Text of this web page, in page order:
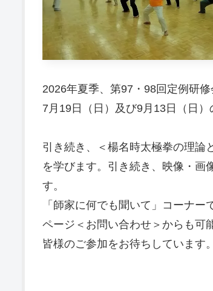
2026年夏季、第97・98回定例研修
7月19日（日）及び9月13日（日
引き続き、＜楊名時太極拳の理論
を学びます。引き続き、映像・画
す。
「師家に何でも聞いて」コーナ
ページ＜お問い合わせ＞からも可
皆様のご参加をお待ちしています。